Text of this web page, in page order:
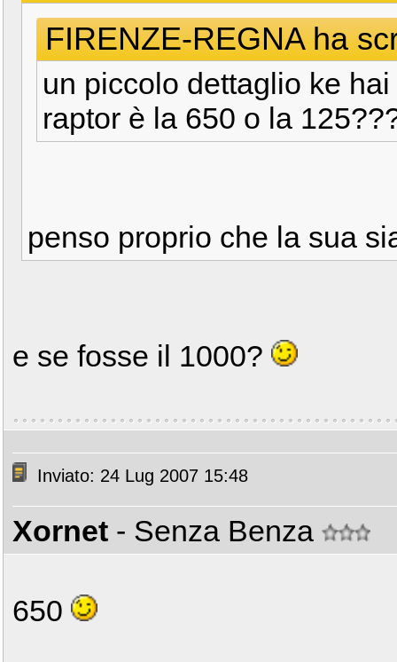
FIRENZE-REGNA ha
un piccolo dettaglio ke
raptor è la 650 o la
penso proprio che la sua
e se fosse il 1000?
Inviato: 24 Lug 2007 15:48
Xornet - Senza Benza
650